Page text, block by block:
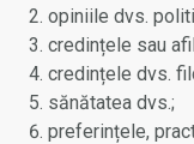
opiniile dvs.
credințele sau
credințele dvs.
sănătatea dvs.;
preferințele,